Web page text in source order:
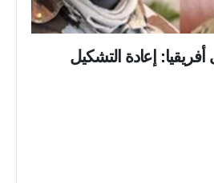
أفريقيا: إعادة التشكيل